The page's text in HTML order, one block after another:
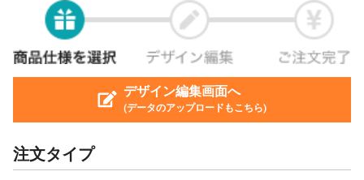
デザイン編集画面へ
(データのアップロードもこちら)
注文タイプ